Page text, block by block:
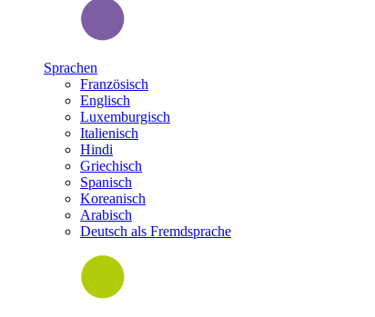
Sprachen
Französisch
Englisch
Luxemburgisch
Italienisch
Hindi
Griechisch
Spanisch
Koreanisch
Arabisch
Deutsch als Fremdsprache